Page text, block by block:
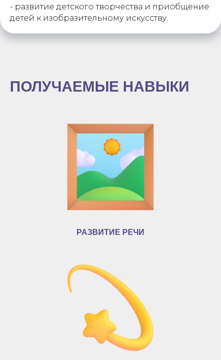
- развитие детского творчества и приобщение
детей к изобразительному искусству.
ПОЛУЧАЕМЫЕ НАВЫКИ
РАЗВИТИЕ РЕЧИ